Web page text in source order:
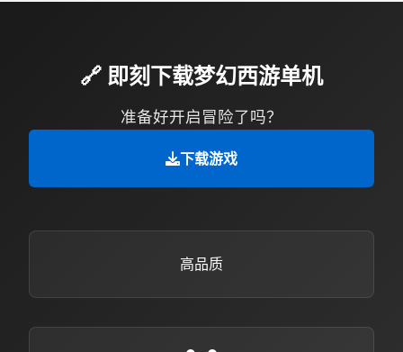
🔗 即刻下载梦幻西游单机
准备好开启冒险了吗？
下载游戏
高品质